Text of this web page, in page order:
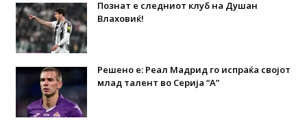
Познат е следниот клуб на Душан
Влаховиќ!
Решено е: Реал Мадрид го испраќа својот
млад талент во Серија “А”